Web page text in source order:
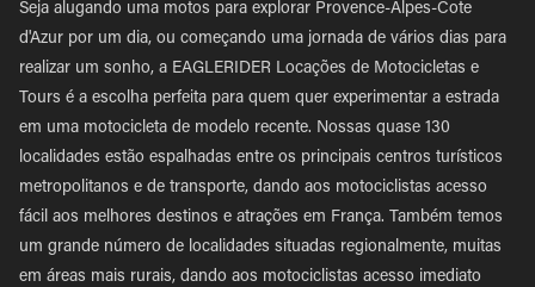
Seja alugando uma motos para explorar Provence-Alpes-Cote
d'Azur por um dia, ou começando uma jornada de vários dias para
realizar um sonho, a EAGLERIDER Locações de Motocicletas e
Tours é a escolha perfeita para quem quer experimentar a estrada
em uma motocicleta de modelo recente. Nossas quase 130
localidades estão espalhadas entre os principais centros turísticos
metropolitanos e de transporte, dando aos motociclistas acesso
fácil aos melhores destinos e atrações em França. Também temos
um grande número de localidades situadas regionalmente, muitas
em áreas mais rurais, dando aos motociclistas acesso imediato